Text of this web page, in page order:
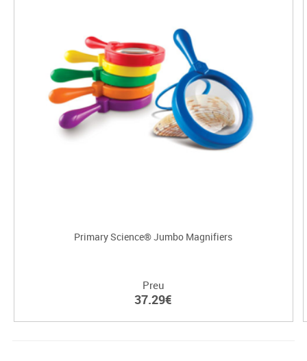
Primary Science® Jumbo Magnifiers
Preu
37.29€